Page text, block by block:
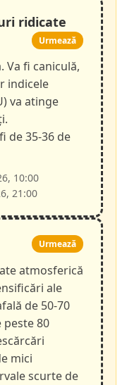
ridicate
Urmează
Va fi caniculă,
indicele
va atinge
de 35-36 de
10:00
21:00
Urmează
atmosferică
ale
de 50-70
80
mici
scurte de